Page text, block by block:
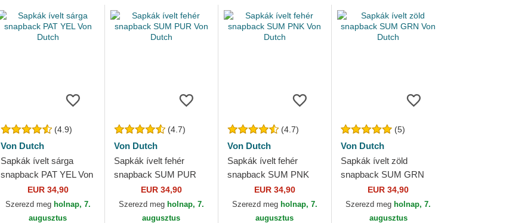
(4.9)
Von Dutch
Sapkák ívelt sárga
snapback PAT YEL Von
EUR 34,90
Szerezd meg holnap, 7.
augusztus
(4.7)
Von Dutch
Sapkák ívelt fehér
snapback SUM PUR
Von DutchEUR 34,90
Szerezd meg holnap, 7.
augusztus
(4.7)
Von Dutch
Sapkák ívelt fehér
snapback SUM PNK
Von DutchEUR 34,90
Szerezd meg holnap, 7.
augusztus
(5)
Von Dutch
Sapkák ívelt zöld
snapback SUM GRN
Von DutchEUR 34,90
Szerezd meg holnap, 7.
augusztus